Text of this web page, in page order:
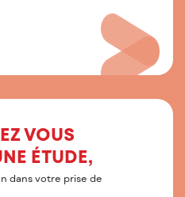
VOUS
ÉTUDE,
dans votre prise de